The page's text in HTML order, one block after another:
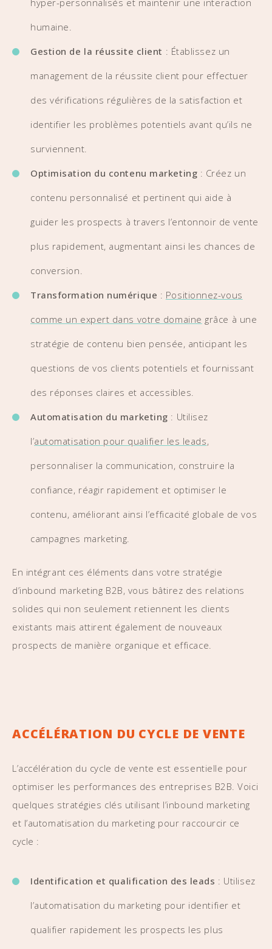
hyper-personnalisés et maintenir une interaction
humaine.
Gestion de la réussite client : Établissez un
management de la réussite client pour effectuer
des vérifications régulières de la satisfaction et
identifier les problèmes potentiels avant qu’ils ne
surviennent.
Optimisation du contenu marketing : Créez un
contenu personnalisé et pertinent qui aide à
guider les prospects à travers l’entonnoir de vente
plus rapidement, augmentant ainsi les chances de
conversion.
Transformation numérique : Positionnez-vous
comme un expert dans votre domaine grâce à une
stratégie de contenu bien pensée, anticipant les
questions de vos clients potentiels et fournissant
des réponses claires et accessibles.
Automatisation du marketing : Utilisez
l’automatisation pour qualifier les leads,
personnaliser la communication, construire la
confiance, réagir rapidement et optimiser le
contenu, améliorant ainsi l’efficacité globale de vos
campagnes marketing.
En intégrant ces éléments dans votre stratégie
d’inbound marketing B2B, vous bâtirez des relations
solides qui non seulement retiennent les clients
existants mais attirent également de nouveaux
prospects de manière organique et efficace.
ACCÉLÉRATION DU CYCLE DE VENTE
L’accélération du cycle de vente est essentielle pour
optimiser les performances des entreprises B2B. Voici
quelques stratégies clés utilisant l’inbound marketing
et l’automatisation du marketing pour raccourcir ce
cycle :
Identification et qualification des leads : Utilisez
l’automatisation du marketing pour identifier et
qualifier rapidement les prospects les plus